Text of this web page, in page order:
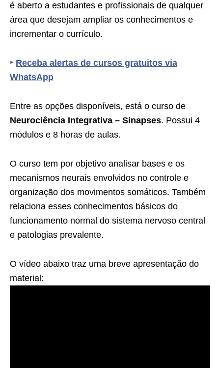
é aberto a estudantes e profissionais de qualquer
área que desejam ampliar os conhecimentos e
incrementar o currículo.
‣ Receba alertas de cursos gratuitos via
WhatsApp
Entre as opções disponíveis, está o curso de
Neurociência Integrativa – Sinapses. Possui 4
módulos e 8 horas de aulas.
O curso tem por objetivo analisar bases e os
mecanismos neurais envolvidos no controle e
organização dos movimentos somáticos. Também
relaciona esses conhecimentos básicos do
funcionamento normal do sistema nervoso central
e patologias prevalente.
O vídeo abaixo traz uma breve apresentação do
material: